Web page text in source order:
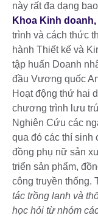
này rất đa dạng
Khoa Kinh
trình và cách thức
hành Thiết kế và
tập huấn Doanh
đầu Vương quốc
Hoạt động thứ hai
chương trình lưu
Nghiên Cứu các
qua đó các thí sinh
đồng phụ nữ sản
triển sản phẩm,
công truyền thống.
tác trồng lanh và
học hỏi từ nhóm